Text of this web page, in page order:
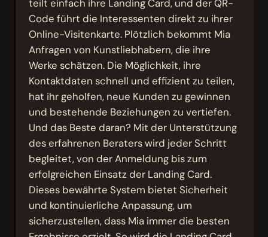
teilt einfach ihre Landing Card, und der QR-
Code führt die Interessenten direkt zu ihrer
Online-Visitenkarte. Plötzlich bekommt Mia
Anfragen von Kunstliebhabern, die ihre
Werke schätzen. Die Möglichkeit, ihre
Kontaktdaten schnell und effizient zu teilen,
hat ihr geholfen, neue Kunden zu gewinnen
und bestehende Beziehungen zu vertiefen.
Und das Beste daran? Mit der Unterstützung
des erfahrenen Beraters wird jeder Schritt
begleitet, von der Anmeldung bis zum
erfolgreichen Einsatz der Landing Card.
Dieses bewährte System bietet Sicherheit
und kontinuierliche Anpassung, um
sicherzustellen, dass Mia immer die besten